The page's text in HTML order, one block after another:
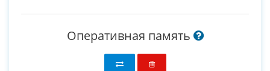
Оперативная память